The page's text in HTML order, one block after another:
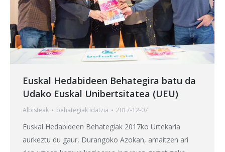
Euskal Hedabideen Behategira batu da
Udako Euskal Unibertsitatea (UEU)
Albisteak behategiak idatzia 2017-12-07
Euskal Hedabideen Behategiak 2017ko Urtekaria
aurkeztu du gaur, Durangoko Azokan, amaitzen ari